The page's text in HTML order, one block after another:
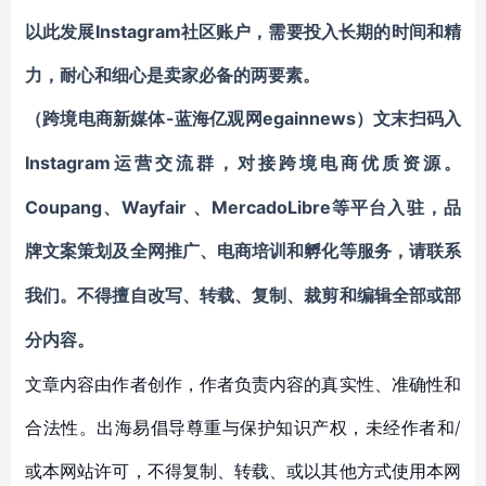
以此发展Instagram社区账户，需要投入长期的时间和精
力，耐心和细心是卖家必备的两要素。
（跨境电商新媒体-蓝海亿观网egainnews）文末扫码入
Instagram运营交流群， 对接跨境电商优质资源 。
Coupang、Wayfair 、MercadoLibre等平台入驻，品
牌文案策划及全网推广、电商培训和孵化等服务，请联系
我们。不得擅自改写、转载、复制、裁剪和编辑全部或部
分内容。
文章内容由作者创作，作者负责内容的真实性、准确性和
合法性。出海易倡导尊重与保护知识产权，未经作者和/
或本网站许可，不得复制、转载、或以其他方式使用本网